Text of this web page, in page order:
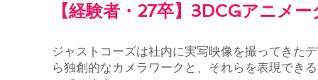
【経験者・27卒】 3DCGアニメー
ジャストコーズは社内に実写映像を撮ってきた
ら独創的なカメラワークと、それらを表現でき